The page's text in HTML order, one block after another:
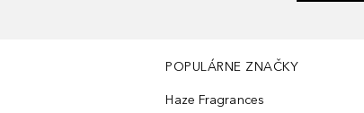
POPULÁRNE ZNAČKY
Haze Fragrances